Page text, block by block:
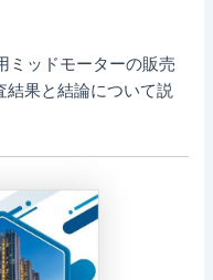
ミッドモーターの販売
結果と結論について説